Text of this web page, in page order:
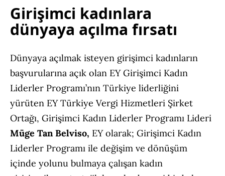
Girişimci kadınlara
dünyaya açılma fırsatı
Dünyaya açılmak isteyen girişimci kadınların
başvurularına açık olan EY Girişimci Kadın
Liderler Programı’nın Türkiye liderliğini
yürüten EY Türkiye Vergi Hizmetleri Şirket
Ortağı, Girişimci Kadın Liderler Programı Lideri
Müge Tan Belviso, EY olarak; Girişimci Kadın
Liderler Programı ile değişim ve dönüşüm
içinde yolunu bulmaya çalışan kadın